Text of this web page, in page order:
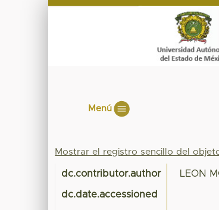
Menú
Mostrar el registro sencillo del
dc.contributor.author LEON
dc.date.accessioned